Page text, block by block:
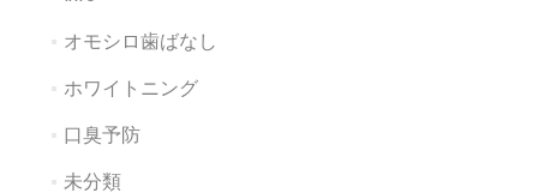
オモシロ歯ばなし
ホワイトニング
口臭予防
未分類